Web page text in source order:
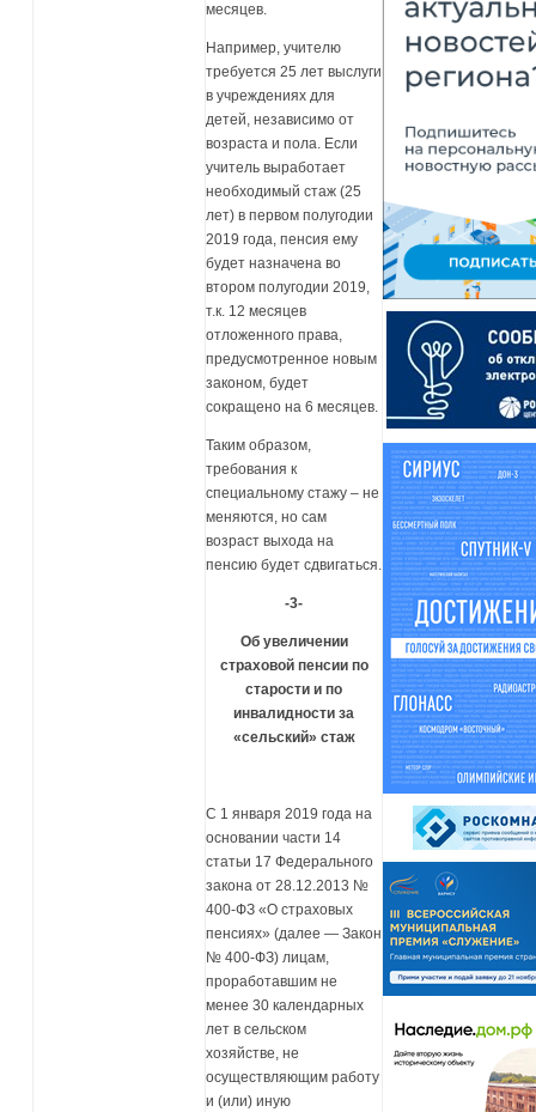
месяцев.
Например, учителю
требуется 25 лет выслуги
в учреждениях для
детей, независимо от
возраста и пола. Если
учитель выработает
необходимый стаж (25
лет) в первом полугодии
2019 года, пенсия ему
будет назначена во
втором полугодии 2019,
т.к. 12 месяцев
отложенного права,
предусмотренное новым
законом, будет
сокращено на 6 месяцев.
Таким образом,
требования к
специальному стажу – не
меняются, но сам
возраст выхода на
пенсию будет сдвигаться.
-3-
Об увеличении
страховой пенсии по
старости и по
инвалидности за
«сельский» стаж
С 1 января 2019 года на
основании части 14
статьи 17 Федерального
закона от 28.12.2013 №
400-ФЗ «О страховых
пенсиях» (далее — Закон
№ 400-ФЗ) лицам,
проработавшим не
менее 30 календарных
лет в сельском
хозяйстве, не
осуществляющим работу
и (или) иную